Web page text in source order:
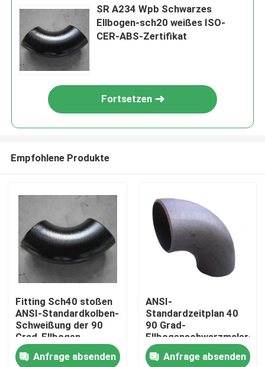
SR A234 Wpb Schwarzes
Ellbogen-sch20 weißes ISO-
CER-ABS-Zertifikat
Fortsetzen
Empfohlene Produkte
Fitting Sch40 stoßen
ANSI-Standardkolben-
Schweißung der 90
Grad-Ellbogen
Anfrage absenden
ANSI-
Standardzeitplan 40
90 Grad-
Ellbogenschwarzmalerei
Anfrage absenden